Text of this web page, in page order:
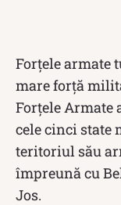
Forțele armate
mare forță
Forțele Armate
cele cinci state
teritoriul său
împreună cu
Jos.